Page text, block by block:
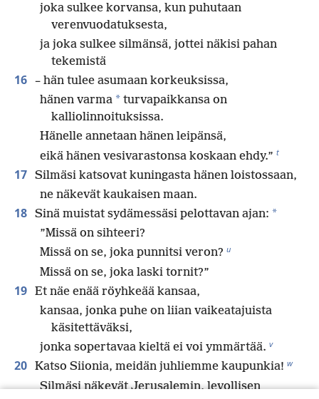
joka sulkee korvansa, kun puhutaan
verenvuodatuksesta,
ja joka sulkee silmänsä, jottei näkisi pahan
tekemistä
16 – hän tulee asumaan korkeuksissa,
hänen varma * turvapaikkansa on
kalliolinnoituksissa.
Hänelle annetaan hänen leipänsä,
eikä hänen vesivarastonsa koskaan ehdy.” t
17 Silmäsi katsovat kuningasta hänen loistossaan,
ne näkevät kaukaisen maan.
18 Sinä muistat sydämessäsi pelottavan ajan: *
”Missä on sihteeri?
Missä on se, joka punnitsi veron? u
Missä on se, joka laski tornit?”
19 Et näe enää röyhkeää kansaa,
kansaa, jonka puhe on liian vaikeatajuista
käsitettäväksi,
jonka sopertavaa kieltä ei voi ymmärtää. v
20 Katso Siionia, meidän juhliemme kaupunkia! w
Silmäsi näkevät Jerusalemin, levollisen